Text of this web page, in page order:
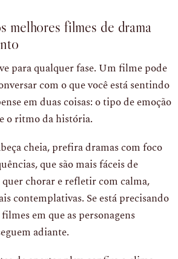
melhores filmes de drama
para qualquer fase. Um filme pode
com o que você está sentindo
em duas coisas: o tipo de emoção
o ritmo da história.
cheia, prefira dramas com foco
que são mais fáceis de
quer chorar e refletir com calma,
contemplativas. Se está precisando
em que as personagens
adiante.